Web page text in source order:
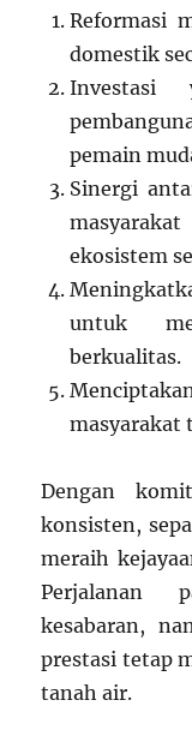
Reformasi
domestik
Investasi
pemain
Sinergi
ekosistem
untuk
berkualitas.
masyarakat
Dengan
konsisten,
meraih
Perjalanan
kesabaran,
prestasi tetap
tanah air.